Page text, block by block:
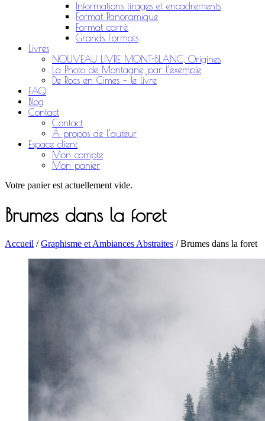
Informations tirages et encadrements
Format Panoramique
Format carré
Grands Formats
Livres
NOUVEAU LIVRE MONT-BLANC, Origines
La Photo de Montagne, par l’exemple
De Rocs en Cimes – le livre
FAQ
Blog
Contact
Contact
À propos de l’auteur
Espace client
Mon compte
Mon panier
Votre panier est actuellement vide.
Brumes dans la foret
Accueil /Graphisme et Ambiances Abstraites / Brumes dans la foret